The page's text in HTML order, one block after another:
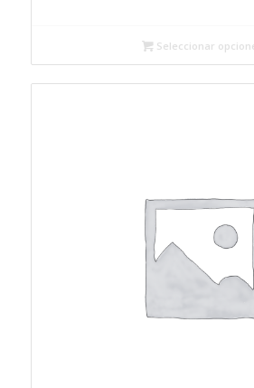
Seleccionar